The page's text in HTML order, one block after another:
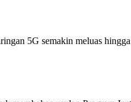
5G semakin meluas